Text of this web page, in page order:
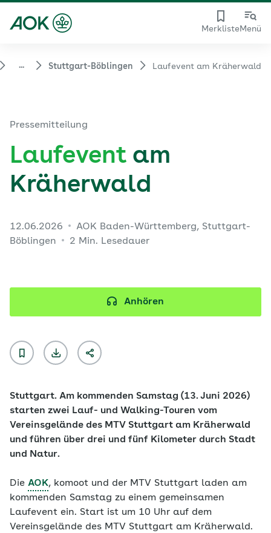
MerklisteMenü
... Stuttgart-Böblingen Laufevent am Kräherwald
Pressemitteilung
Laufevent am
Kräherwald
12.06.2026
AOK Baden-Württemberg, Stuttgart-
Böblingen
2 Min. Lesedauer
Anhören
Stuttgart. Am kommenden Samstag (13. Juni 2026)
starten zwei Lauf- und Walking-Touren vom
Vereinsgelände des MTV Stuttgart am Kräherwald
und führen über drei und fünf Kilometer durch Stadt
und Natur.
Die AOK, komoot und der MTV Stuttgart laden am
kommenden Samstag zu einem gemeinsamen
Laufevent ein. Start ist um 10 Uhr auf dem
Vereinsgelände des MTV Stuttgart am Kräherwald.